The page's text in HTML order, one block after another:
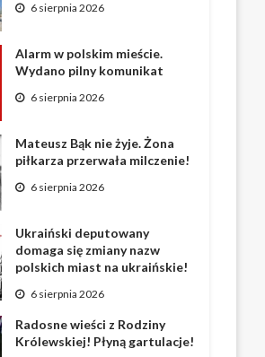
6 sierpnia 2026
Alarm w polskim mieście.
Wydano pilny komunikat
6 sierpnia 2026
Mateusz Bąk nie żyje. Żona
piłkarza przerwała milczenie!
6 sierpnia 2026
Ukraiński deputowany
domaga się zmiany nazw
polskich miast na ukraińskie!
6 sierpnia 2026
Radosne wieści z Rodziny
Królewskiej! Płyną gartulacje!